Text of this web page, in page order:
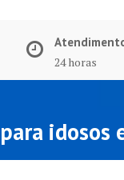
24 horas
idosos